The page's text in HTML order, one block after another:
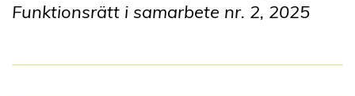
Funktionsrätt i samarbete nr. 2, 2025